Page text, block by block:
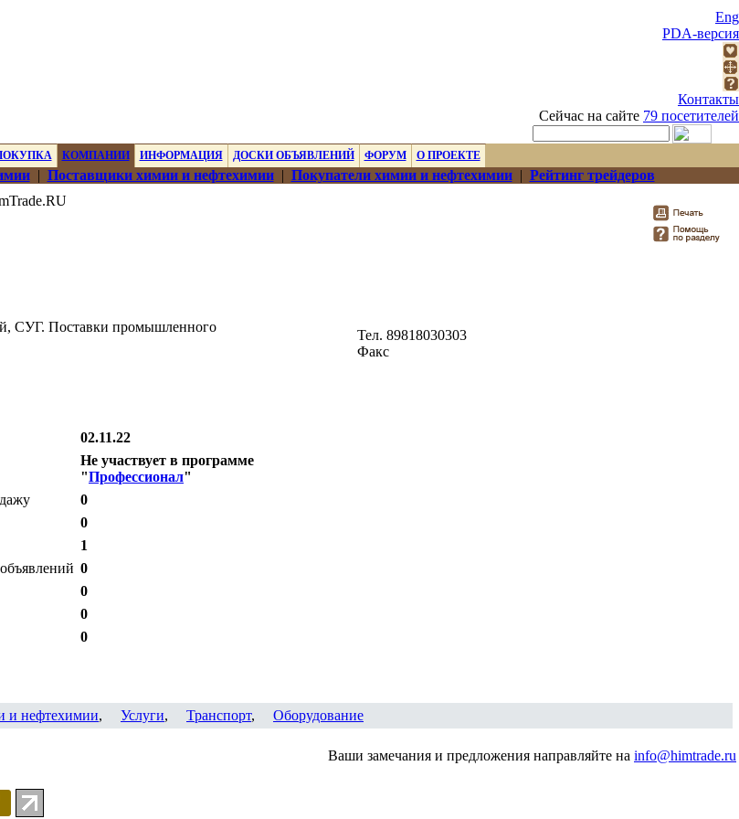
Eng
PDA-версия
Контакты
Сейчас на сайте 79 посетителей
КОМПАНИИ ИНФОРМАЦИЯ ДОСКИ ОБЪЯВЛЕНИЙ ФОРУМ О ПРОЕКТЕ
| Поставщики химии и нефтехимии| Покупатели химии и нефтехимии| Рейтинг трейдеров
СУГ. Поставки промышленного
Тел. 89818030303
Факс
02.11.22
Не участвует в программе
"Профессионал"
0
0
1
0
0
0
0
и нефтехимии, Услуги, Транспорт, Оборудование
Ваши замечания и предложения направляйте на info@himtrade.ru